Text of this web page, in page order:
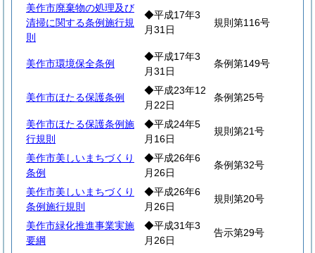
美作市廃棄物の処理及び
清掃に関する条例施行規
則
◆平成17年3
月31日
規則第116号
美作市環境保全条例
◆平成17年3
月31日
条例第149号
美作市ほたる保護条例
◆平成23年12
月22日
条例第25号
美作市ほたる保護条例施
行規則
◆平成24年5
月16日
規則第21号
美作市美しいまちづくり
条例
◆平成26年6
月26日
条例第32号
美作市美しいまちづくり
条例施行規則
◆平成26年6
月26日
規則第20号
美作市緑化推進事業実施
要綱
◆平成31年3
月26日
告示第29号